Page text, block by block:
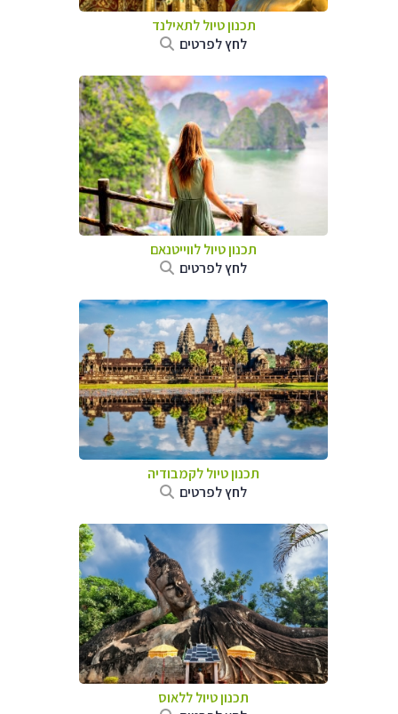
תכנון טיול לתאילנד
לחץ לפרטים
תכנון טיול לווייטנאם
לחץ לפרטים
תכנון טיוללקמבודיה
לחץ לפרטים
תכנון טיולללאוס